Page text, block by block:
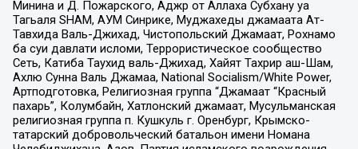
Минина и Д. Пожарского, Аджр от Аллаха Субхану уа
Тагьаля SHAM, АУМ Синрике, Муджахеды джамаата Ат-
Тавхида Валь-Джихад, Чистопольский Джамаат, Рохнамо
ба суи давлати исломи, Террористическое сообщество
Сеть, Катиба Таухид валь-Джихад, Хайят Тахрир аш-Шам,
Ахлю Сунна Валь Джамаа, National Socialism/White Power,
Артподготовка, Религиозная группа “Джамаат “Красный
пахарь”, Колумбайн, Хатлонский джамаат, Мусульманская
религиозная группа п. Кушкуль г. Оренбург, Крымско-
татарский добровольческий батальон имени Номана